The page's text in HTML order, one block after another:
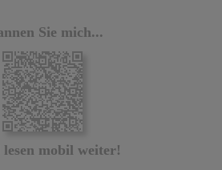
Sie mich...
lesen mobil weiter!